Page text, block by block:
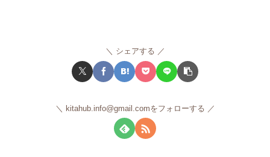
シェアする
kitahub.info@gmail.comをフォローする